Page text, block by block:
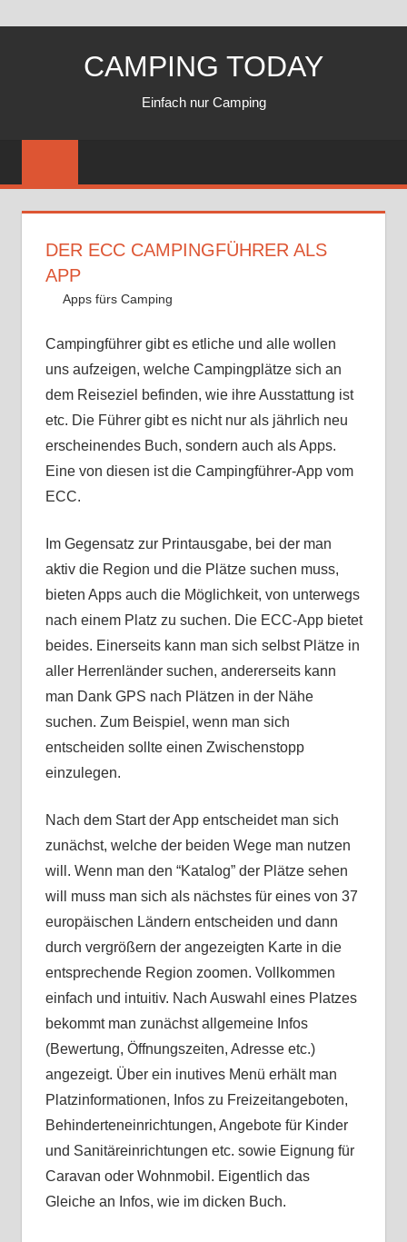
CAMPING TODAY
Einfach nur Camping
DER ECC CAMPINGFÜHRER ALS
APP
14. März 2020
Andy
Apps fürs Camping
Campingführer gibt es etliche und alle wollen
uns aufzeigen, welche Campingplätze sich an
dem Reiseziel befinden, wie ihre Ausstattung ist
etc. Die Führer gibt es nicht nur als jährlich neu
erscheinendes Buch, sondern auch als Apps.
Eine von diesen ist die Campingführer-App vom
ECC.
Im Gegensatz zur Printausgabe, bei der man
aktiv die Region und die Plätze suchen muss,
bieten Apps auch die Möglichkeit, von unterwegs
nach einem Platz zu suchen. Die ECC-App bietet
beides. Einerseits kann man sich selbst Plätze in
aller Herrenländer suchen, andererseits kann
man Dank GPS nach Plätzen in der Nähe
suchen. Zum Beispiel, wenn man sich
entscheiden sollte einen Zwischenstopp
einzulegen.
Nach dem Start der App entscheidet man sich
zunächst, welche der beiden Wege man nutzen
will. Wenn man den “Katalog” der Plätze sehen
will muss man sich als nächstes für eines von 37
europäischen Ländern entscheiden und dann
durch vergrößern der angezeigten Karte in die
entsprechende Region zoomen. Vollkommen
einfach und intuitiv. Nach Auswahl eines Platzes
bekommt man zunächst allgemeine Infos
(Bewertung, Öffnungszeiten, Adresse etc.)
angezeigt. Über ein inutives Menü erhält man
Platzinformationen, Infos zu Freizeitangeboten,
Behinderteneinrichtungen, Angebote für Kinder
und Sanitäreinrichtungen etc. sowie Eignung für
Caravan oder Wohnmobil. Eigentlich das
Gleiche an Infos, wie im dicken Buch.